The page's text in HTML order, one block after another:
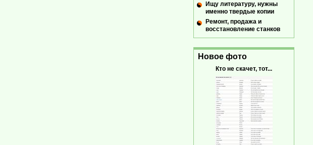
Ищу литературу, нужны
именно твердые копии
Ремонт, продажа и
восстановление станков
Новое фото
Кто не скачет, тот...